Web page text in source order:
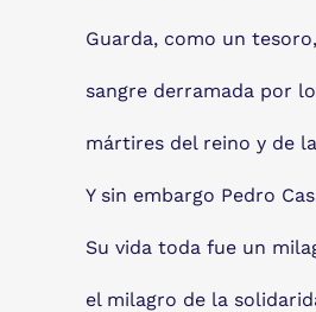
Guarda, como un
sangre derramada por
mártires del reino y de
Y sin embargo Pedro
Su vida toda fue un
el milagro de la